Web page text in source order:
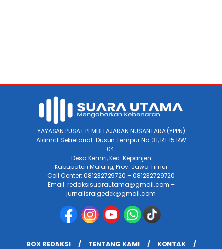
YAYASAN PUSAT PEMBELAJARAN NUSANTARA (YPPN)
Alamat Sekretariat :Dusun Tempur No. 31, RT 15 RW
04.
Desa Kemiri, Kec. Kepanjen
Kabupaten Malang, Prov. Jawa Timur
Call Center: 081232729720 – 081232729720
Email: redaksisuarautama@gmail.com –
jurnalisraigedek@gmail.com
BOX REDAKSI TENTANG KAMI KONTAK